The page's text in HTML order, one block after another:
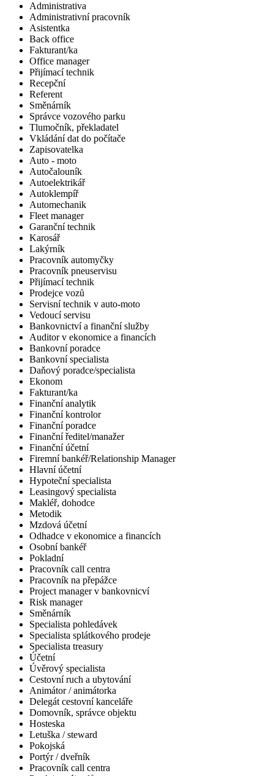
Administrativa
Administrativní pracovník
Asistentka
Back office
Fakturant/ka
Office manager
Přijímací technik
Recepční
Referent
Směnárník
Správce vozového parku
Tlumočník, překladatel
Vkládání dat do počítače
Zapisovatelka
Auto - moto
Autočalouník
Autoelektrikář
Autoklempíř
Automechanik
Fleet manager
Garanční technik
Karosář
Lakýrník
Pracovník automyčky
Pracovník pneuservisu
Přijímací technik
Prodejce vozů
Servisní technik v auto-moto
Vedoucí servisu
Bankovnictví a finanční služby
Auditor v ekonomice a financích
Bankovní poradce
Bankovní specialista
Daňový poradce/specialista
Ekonom
Fakturant/ka
Finanční analytik
Finanční kontrolor
Finanční poradce
Finanční ředitel/manažer
Finanční účetní
Firemní bankéř/Relationship Manager
Hlavní účetní
Hypoteční specialista
Leasingový specialista
Makléř, dohodce
Metodik
Mzdová účetní
Odhadce v ekonomice a financích
Osobní bankéř
Pokladní
Pracovník call centra
Pracovník na přepážce
Project manager v bankovnicví
Risk manager
Směnárník
Specialista pohledávek
Specialista splátkového prodeje
Specialista treasury
Účetní
Úvěrový specialista
Cestovní ruch a ubytování
Animátor / animátorka
Delegát cestovní kanceláře
Domovník, správce objektu
Hosteska
Letuška / steward
Pokojská
Portýr / dveřník
Pracovník call centra